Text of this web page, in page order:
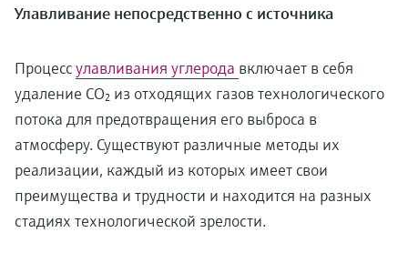
Улавливание непосредственно с источника
Процессулавливания углерода включает в себя
удаление CO₂ из отходящих газов технологического
потока для предотвращения его выброса в
атмосферу. Существуют различные методы их
реализации, каждый из которых имеет свои
преимущества и трудности и находится на разных
стадиях технологической зрелости.